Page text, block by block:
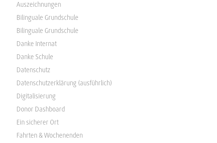
Auszeichnungen
Bilinguale Grundschule
Bilinguale Grundschule
Danke Internat
Danke Schule
Datenschutz
Datenschutzerklärung (ausführlich)
Digitalisierung
Donor Dashboard
Ein sicherer Ort
Fahrten & Wochenenden